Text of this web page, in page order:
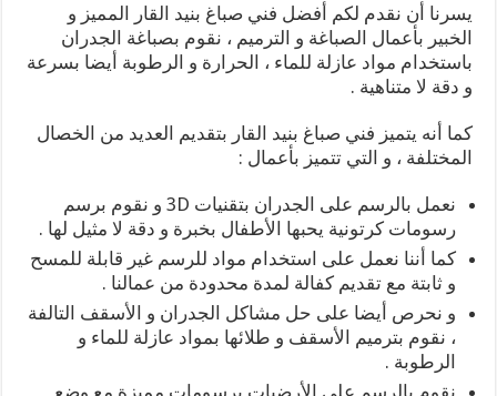
يسرنا أن نقدم لكم أفضل فني صباغ بنيد القار المميز و
الخبير بأعمال الصباغة و الترميم ، نقوم بصباغة الجدران
باستخدام مواد عازلة للماء ، الحرارة و الرطوبة أيضا بسرعة
و دقة لا متناهية .
كما أنه يتميز فني صباغ بنيد القار بتقديم العديد من الخصال
المختلفة ، و التي تتميز بأعمال :
نعمل بالرسم على الجدران بتقنيات 3D و نقوم برسم
رسومات كرتونية يحبها الأطفال بخبرة و دقة لا مثيل لها .
كما أننا نعمل على استخدام مواد للرسم غير قابلة للمسح
و ثابتة مع تقديم كفالة لمدة محدودة من عمالنا .
و نحرص أيضا على حل مشاكل الجدران و الأسقف التالفة
، نقوم بترميم الأسقف و طلائها بمواد عازلة للماء و
الرطوبة .
نقوم بالرسم على الأرضيات برسومات مميزة مع وضع